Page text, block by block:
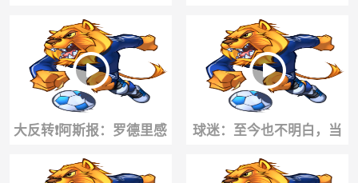
待”外籍裁判，按摩都安排
上了
待”裁判，韩国足协一年7
次特殊服务
大反转❗️阿斯报：罗德里感
谢皇马，但因理念，更倾
球迷：至今也不明白，当
年C罗怎么敢在这个位置直